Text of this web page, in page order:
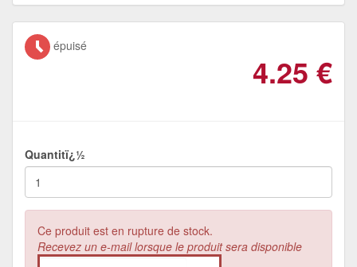
épuisé
4.25 €
Quantitï¿½
Ce produit est en rupture de stock.
Recevez un e-mail lorsque le produit sera disponible